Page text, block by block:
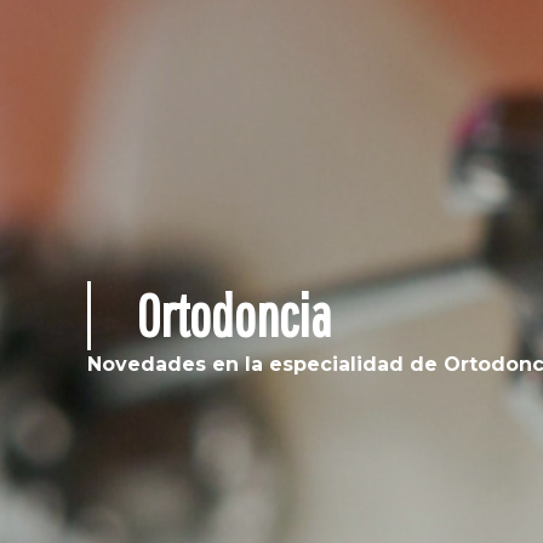
Ortodoncia
Novedades en la especialidad de